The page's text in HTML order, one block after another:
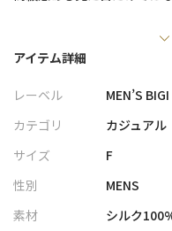
シワの回復性にも富んでい
で幅広くご使用いただけます
※照明・光の加減、PCやス
と画像のカラーの見え方が
合がございます。
※サイズは弊社規定の採寸
個体差が生じる場合がござい
アイテム詳細
レーベル
MEN’S BIGI
カテゴリ
カジュアル
サイズ
F
性別
MENS
素材
シルク